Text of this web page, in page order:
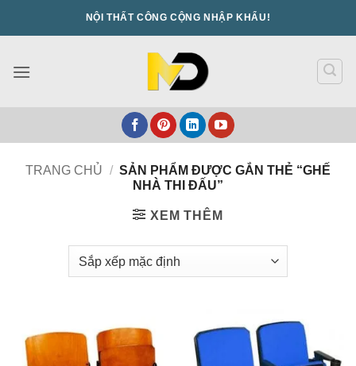
dung
NỘI THẤT CÔNG CỘNG NHẬP KHẨU!
TRANG CHỦ / SẢN PHẨM ĐƯỢC GẮN THẺ “GHẾ
NHÀ THI ĐẤU”
XEM THÊM